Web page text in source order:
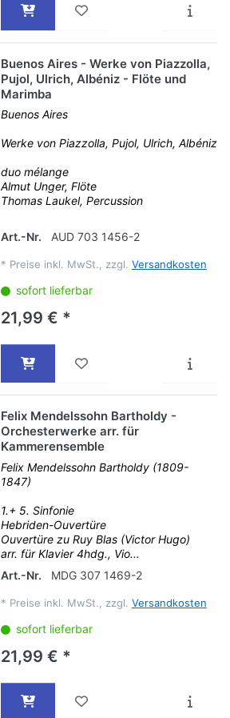
Buenos Aires - Werke von Piazzolla,
Pujol, Ulrich, Albéniz - Flöte und
Marimba
Buenos Aires
Werke von Piazzolla, Pujol, Ulrich, Albéniz
duo mélange
Almut Unger, Flöte
Thomas Laukel, Percussion
Art.-Nr. AUD 703 1456-2
* Preise inkl. MwSt., zzgl. Versandkosten
sofort lieferbar
21,99 € *
Felix Mendelssohn Bartholdy -
Orchesterwerke arr. für
Kammerensemble
Felix Mendelssohn Bartholdy (1809-
1847)
1.+ 5. Sinfonie
Hebriden-Ouvertüre
Ouvertüre zu Ruy Blas (Victor Hugo)
arr. für Klavier 4hdg., Vio...
Art.-Nr.
MDG 307 1469-2
* Preise inkl. MwSt., zzgl. Versandkosten
sofort lieferbar
21,99 € *